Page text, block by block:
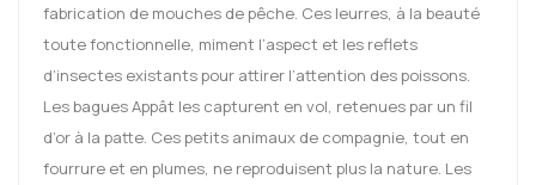
fabrication de mouches de pêche. Ces leurres, à la beauté
toute fonctionnelle, miment l’aspect et les reflets
d’insectes existants pour attirer l’attention des poissons.
Les bagues Appât les capturent en vol, retenues par un fil
d’or à la patte. Ces petits animaux de compagnie, tout en
fourrure et en plumes, ne reproduisent plus la nature. Les